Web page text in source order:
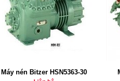
Máy nén Bitzer HSN5363-30